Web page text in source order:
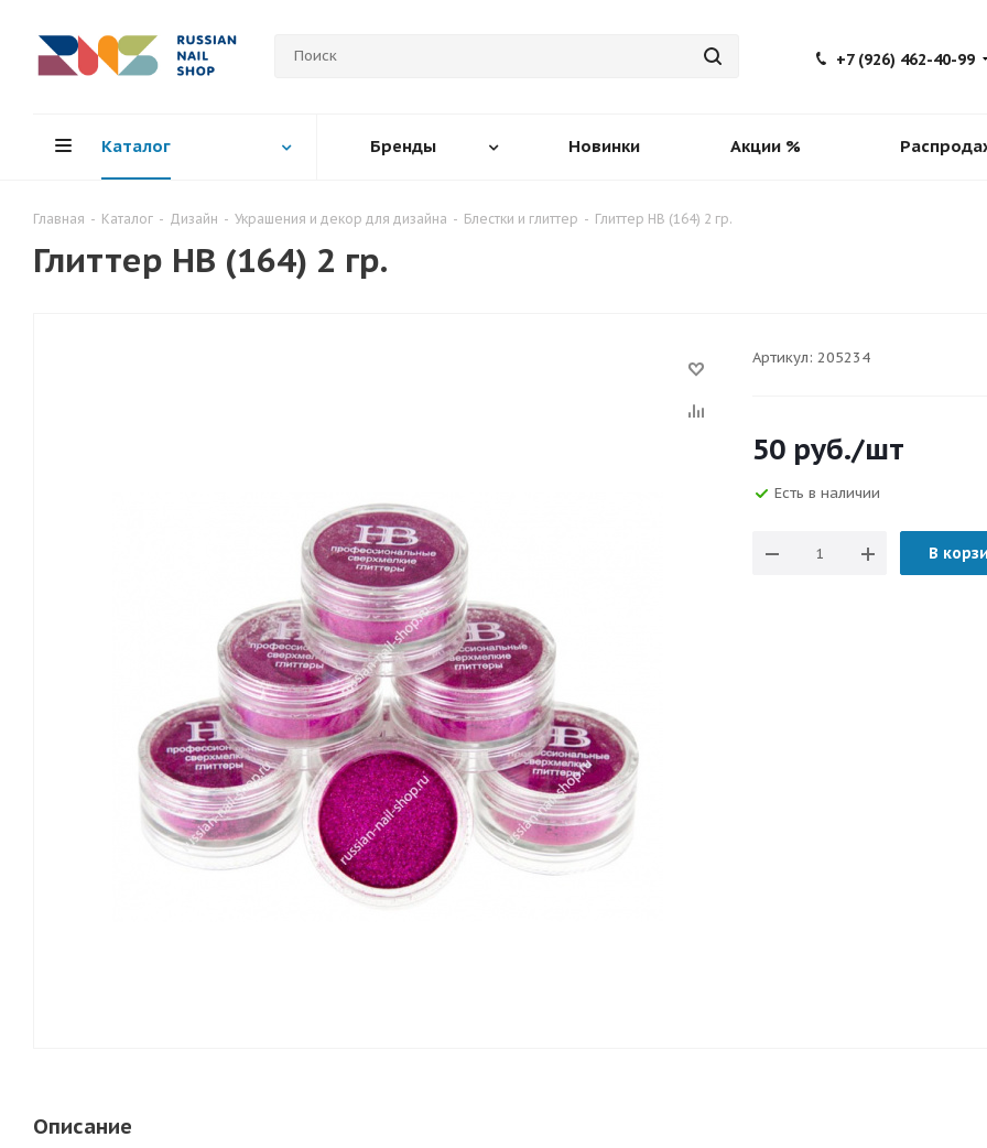
+7 (926) 462-40-99
Каталог Бренды Новинки Акции %
Главная - Каталог - Дизайн - Украшения и декор для дизайна - Блестки и глиттер - Глиттер HB (164) 2 гр.
Глиттер HB (164) 2 гр.
Артикул: 205234
50 руб./шт
Есть в наличии
В
Описание